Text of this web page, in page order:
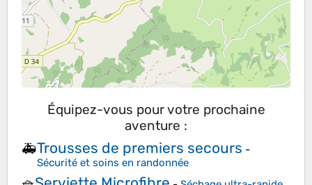
Équipez-vous pour votre prochaine
aventure :
🚑Trousses de premiers secours -
Sécurité et soins en randonnée